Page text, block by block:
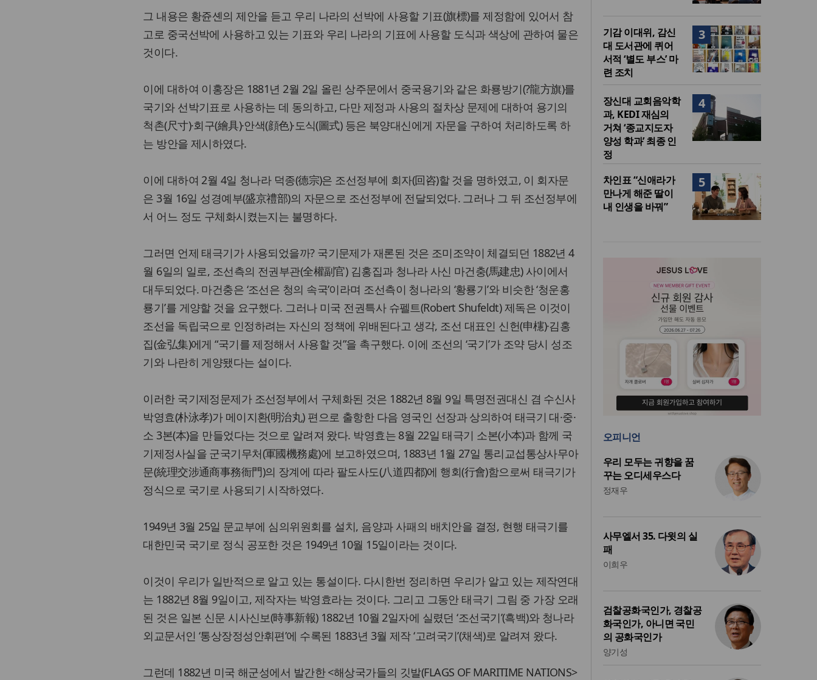
그 내용은 황쥰셴의 제안을 듣고 우리 나라의 선박에 사용할 기표(旗標)를 제정함에 있어서 참
고로 중국선박에 사용하고 있는 기표와 우리 나라의 기표에 사용할 도식과 색상에 관하여 물은
것이다.
이에 대하여 이홍장은 1881년 2월 2일 올린 상주문에서 중국용기와 같은 화룡방기(?龍方旗)를
국기와 선박기표로 사용하는 데 동의하고, 다만 제정과 사용의 절차상 문제에 대하여 용기의
척촌(尺寸)·회구(繪具)·안색(顔色)·도식(圖式) 등은 북양대신에게 자문을 구하여 처리하도록 하
는 방안을 제시하였다.
이에 대하여 2월 4일 청나라 덕종(德宗)은 조선정부에 회자(回咨)할 것을 명하였고, 이 회자문
은 3월 16일 성경예부(盛京禮部)의 자문으로 조선정부에 전달되었다. 그러나 그 뒤 조선정부에
서 어느 정도 구체화시켰는지는 불명하다.
그러면 언제 태극기가 사용되었을까? 국기문제가 재론된 것은 조미조약이 체결되던 1882년 4
월 6일의 일로, 조선측의 전권부관(全權副官) 김홍집과 청나라 사신 마건충(馬建忠) 사이에서
대두되었다. 마건충은 ‘조선은 청의 속국’이라며 조선측이 청나라의 ‘황룡기’와 비슷한 ‘청운홍
룡기’를 게양할 것을 요구했다. 그러나 미국 전권특사 슈펠트(Robert Shufeldt) 제독은 이것이
조선을 독립국으로 인정하려는 자신의 정책에 위배된다고 생각, 조선 대표인 신헌(申櫶)·김홍
집(金弘集)에게 “국기를 제정해서 사용할 것”을 촉구했다. 이에 조선의 ‘국기’가 조약 당시 성조
기와 나란히 게양됐다는 설이다.
이러한 국기제정문제가 조선정부에서 구체화된 것은 1882년 8월 9일 특명전권대신 겸 수신사
박영효(朴泳孝)가 메이지환(明治丸) 편으로 출항한 다음 영국인 선장과 상의하여 태극기 대·중·
소 3본(本)을 만들었다는 것으로 알려져 왔다. 박영효는 8월 22일 태극기 소본(小本)과 함께 국
기제정사실을 군국기무처(軍國機務處)에 보고하였으며, 1883년 1월 27일 통리교섭통상사무아
문(統理交涉通商事務衙門)의 장계에 따라 팔도사도(八道四都)에 행회(行會)함으로써 태극기가
정식으로 국기로 사용되기 시작하였다.
1949년 3월 25일 문교부에 심의위원회를 설치, 음양과 사패의 배치안을 결정, 현행 태극기를
대한민국 국기로 정식 공포한 것은 1949년 10월 15일이라는 것이다.
이것이 우리가 일반적으로 알고 있는 통설이다. 다시한번 정리하면 우리가 알고 있는 제작연대
는 1882년 8월 9일이고, 제작자는 박영효라는 것이다. 그리고 그동안 태극기 그림 중 가장 오래
된 것은 일본 신문 시사신보(時事新報) 1882년 10월 2일자에 실렸던 ‘조선국기’(흑백)와 청나라
외교문서인 ‘통상장정성안휘편’에 수록된 1883년 3월 제작 ‘고려국기’(채색)로 알려져 왔다.
그런데 1882년 미국 해군성에서 발간한 <해상국가들의 깃발(FLAGS OF MARITIME NATIONS>
3
기감 이대위, 감신
대 도서관에 퀴어
서적 ‘별도 부스’ 마
련 조치
4
장신대 교회음악학
과, KEDI 재심의
거쳐 ‘종교지도자
양성 학과’ 최종 인
정
5
차인표 “신애라가
만나게 해준 딸이
내 인생을 바꿔”
오피니언
우리 모두는 귀향을 꿈
꾸는 오디세우스다
정재우
사무엘서 35. 다윗의 실
패
이희우
검찰공화국인가, 경찰공
화국인가, 아니면 국민
의 공화국인가
양기성